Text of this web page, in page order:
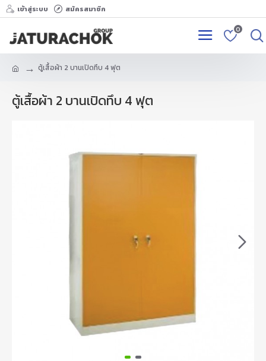
เข้าสู่ระบบ สมัครสมาชิก
0
ตู้เสื้อผ้า 2 บานเปิดทึบ 4 ฟุต
ตู้เสื้อผ้า 2 บานเปิดทึบ 4 ฟุต